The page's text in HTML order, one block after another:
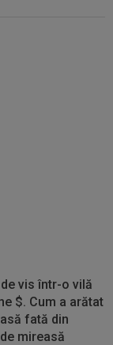
vis într-o vilă
$. Cum a arătat
fată din
mireasă